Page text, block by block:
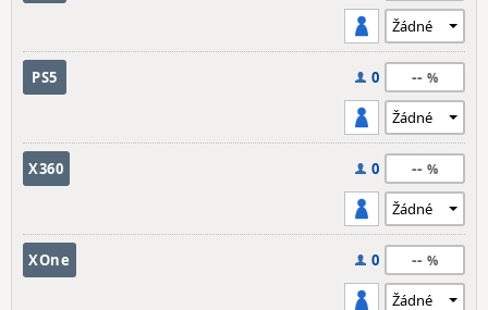
PS5 0 --
X360 0 --
XOne 0 --